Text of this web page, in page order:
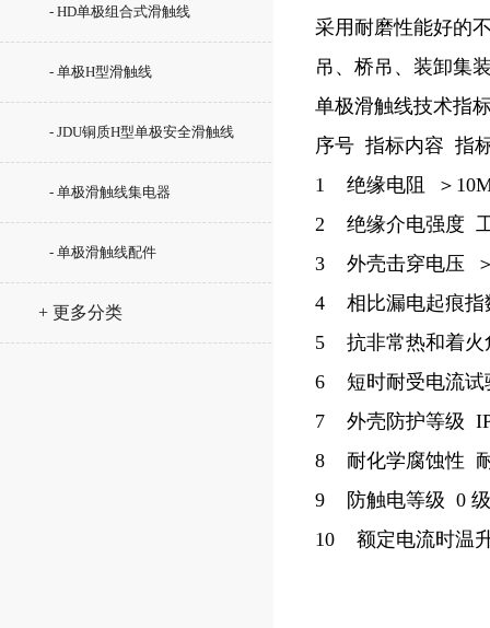
- HD单极组合式滑触线
- 单极H型滑触线
- JDU铜质H型单极安全滑触线
- 单极滑触线集电器
- 单极滑触线配件
+ 更多分类
采用耐磨性能好的
吊、桥吊、装卸集
单极滑触线技术指
序号 指标内容 指
1 绝缘电阻 ＞
2 绝缘介电强度 工
3 外壳击穿电压
4 相比漏电起痕指
5 抗非常热和着火
6 短时耐受电流试
7 外壳防护等级
8 耐化学腐蚀性
9 防触电等级 0 级
10 额定电流时温